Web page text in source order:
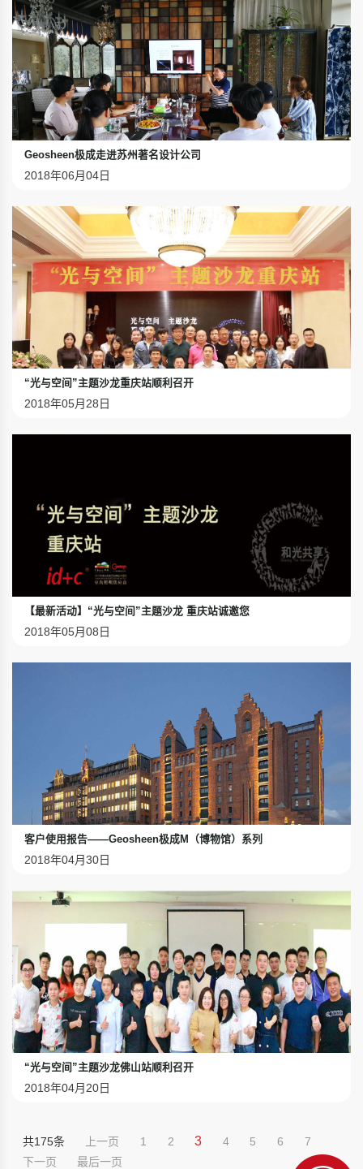
Geosheen极成走进苏州著名设计公司
2018年06月04日
“光与空间”主题沙龙重庆站顺利召开
2018年05月28日
【最新活动】“光与空间”主题沙龙 重庆站诚邀您
2018年05月08日
客户使用报告——Geosheen极成M（博物馆）系列
2018年04月30日
“光与空间”主题沙龙佛山站顺利召开
2018年04月20日
共175条 上一页 1 2 3 4 5 6
7
下一页
最后一页